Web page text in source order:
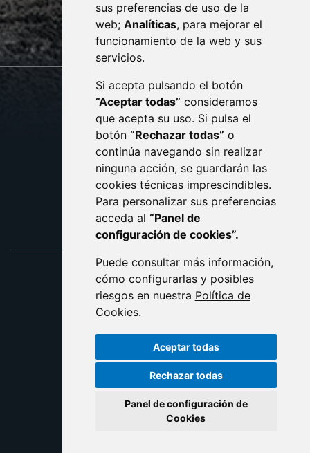
sus preferencias de uso de la
web; Analíticas, para mejorar el
funcionamiento de la web y sus
servicios.
Si acepta pulsando el botón
“Aceptar todas” consideramos
que acepta su uso. Si pulsa el
botón “Rechazar todas” o
continúa navegando sin realizar
ninguna acción, se guardarán las
cookies técnicas imprescindibles.
Para personalizar sus preferencias
acceda al “Panel de
configuración de cookies”.
Puede consultar más información,
cómo configurarlas y posibles
riesgos en nuestra Política de
Cookies.
Aceptar todas
Rechazar todas
Panel de configuración de
Cookies
sac@monzon.es
monzon.es
CONTACTO
AVISO LEGAL
PROTECCIÓN DE DATOS
POLÍTICA DE COOKIES
ACCESIBILIDAD
ENLACE EXTERNO AL